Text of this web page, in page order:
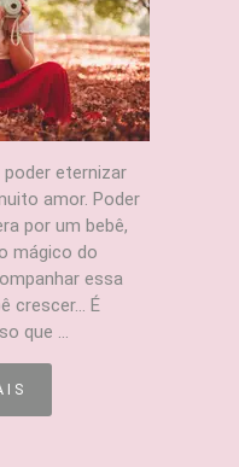
poder eternizar
amor. Poder
por um bebê,
mágico do
essa
crescer... É
que ...